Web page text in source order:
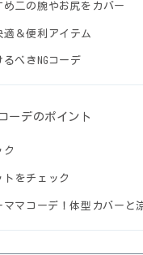
二の腕やお尻をカバー
＆便利アイテム
べきNGコーデ
ーデのポイント
ク
をチェック
ママコーデ！体型カバーと